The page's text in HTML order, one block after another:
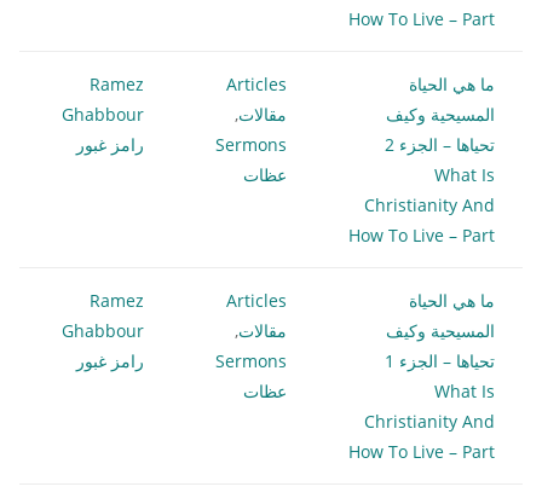
How To Live – Part
ما هي الحياة
المسيحية وكيف
تحياها – الجزء 2
What Is
Christianity And
How To Live – Part
Articles
مقالات,
Sermons
عظات
Ramez
Ghabbour
رامز غبور
ما هي الحياة
المسيحية وكيف
تحياها – الجزء 1
What Is
Christianity And
How To Live – Part
Articles
مقالات,
Sermons
عظات
Ramez
Ghabbour
رامز غبور